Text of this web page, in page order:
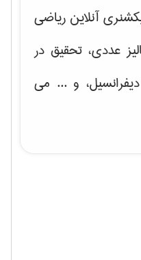
آنلاین ریاضی
عددی، تحقیق در
، و ... می